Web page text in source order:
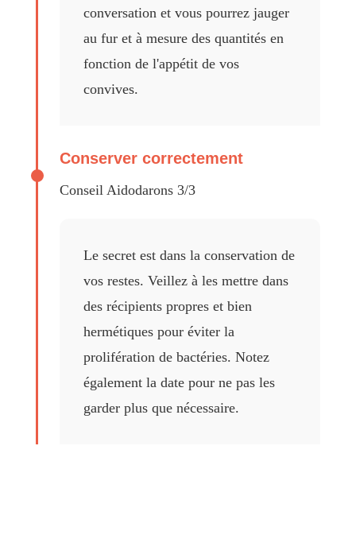
conversation et vous pourrez jauger
au fur et à mesure des quantités en
fonction de l'appétit de vos
convives.
Conserver correctement
Conseil Aidodarons 3/3
Le secret est dans la conservation de
vos restes. Veillez à les mettre dans
des récipients propres et bien
hermétiques pour éviter la
prolifération de bactéries. Notez
également la date pour ne pas les
garder plus que nécessaire.